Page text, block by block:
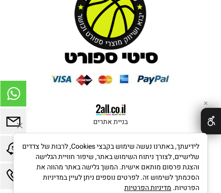
בניית אתרים
✕
לידיעתך, באתרנו נעשה שימוש בקבצי Cookies, לרבות של צדדים
שלישיים, לצורך ניתוח השימוש באתר, שיפור חוויית הגלישה
והצגת פרסום מותאם אישית. המשך גלישה באתר מהווה את
הסכמתך לשימוש זה. לפרטים נוספים ניתן לעיין במדיניות
הפרטיות. מדיניות הפרטיות